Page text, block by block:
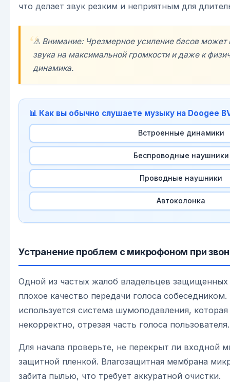
что делает звук резким и неприятным для
⚠️ Внимание: Чрезмерное усиление басов может
звука на максимальной громкости и даже к
динамика.
📊 Как вы обычно слушаете музыку на Doogee
Встроенные динамики
Беспроводные наушники
Проводные наушники
Автоколонка
Устранение проблем с микрофоном при
Одной из частых жалоб владельцев защищенных
плохое качество передачи голоса
используется система шумоподавления,
некорректно, отрезая часть голоса пользователя.
Для начала проверьте, не перекрыт ли входной
защитной пленкой. Влагозащитная мембрана
забита пылью, что требует аккуратной очистки.